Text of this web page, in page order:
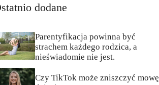
dodane
Parentyfikacja powinna być
strachem każdego rodzica, a
nieświadomie nie jest.
Czy TikTok może zniszczyć mowę